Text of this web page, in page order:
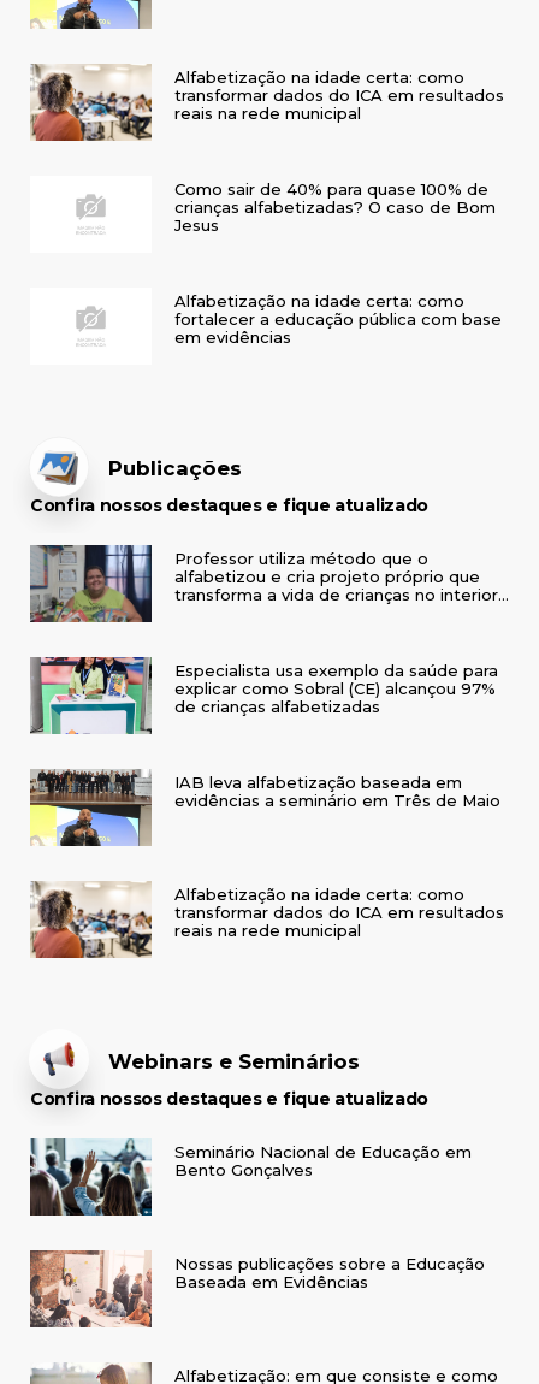
Alfabetização na idade certa: como
transformar dados do ICA em resultados
reais na rede municipal
Como sair de 40% para quase 100% de
crianças alfabetizadas? O caso de Bom
Jesus
Alfabetização na idade certa: como
fortalecer a educação pública com base
em evidências
Publicações
Confira nossos destaques e fique atualizado
Professor utiliza método que o
alfabetizou e cria projeto próprio que
transforma a vida de crianças no interior
Especialista usa exemplo da saúde para
explicar como Sobral (CE) alcançou 97%
de crianças alfabetizadas
IAB leva alfabetização baseada em
evidências a seminário em Três de Maio
Alfabetização na idade certa: como
transformar dados do ICA em resultados
reais na rede municipal
Webinars e Seminários
Confira nossos destaques e fique atualizado
Seminário Nacional de Educação em
Bento Gonçalves
Nossas publicações sobre a Educação
Baseada em Evidências
Alfabetização: em que consiste e como